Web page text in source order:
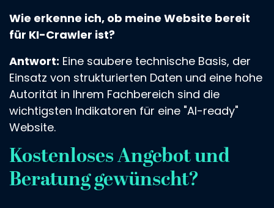
Wie erkenne ich, ob meine Website bereit
für KI-Crawler ist?
Antwort: Eine saubere technische Basis, der
Einsatz von strukturierten Daten und eine hohe
Autorität in Ihrem Fachbereich sind die
wichtigsten Indikatoren für eine "AI-ready"
Website.
Kostenloses Angebot und
Beratung gewünscht?